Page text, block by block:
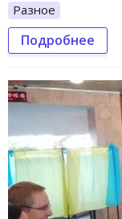
Разное
Подробнее